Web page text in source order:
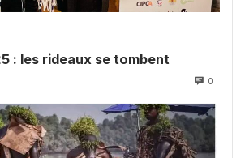
: les rideaux se tombent
0